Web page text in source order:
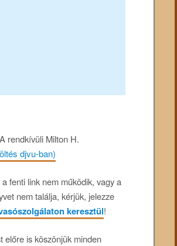
rendkívüli Milton H.
djvu-ban)
fenti link nem működik, vagy a
nem találja, kérjük, jelezze
keresztül!
előre is köszönjük minden